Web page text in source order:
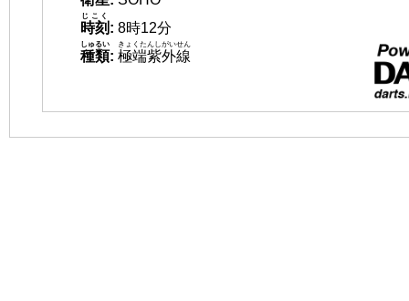
時刻
じこく
: 8時12分
種類
しゅるい
: 極端紫外線
きょくたんしがいせん